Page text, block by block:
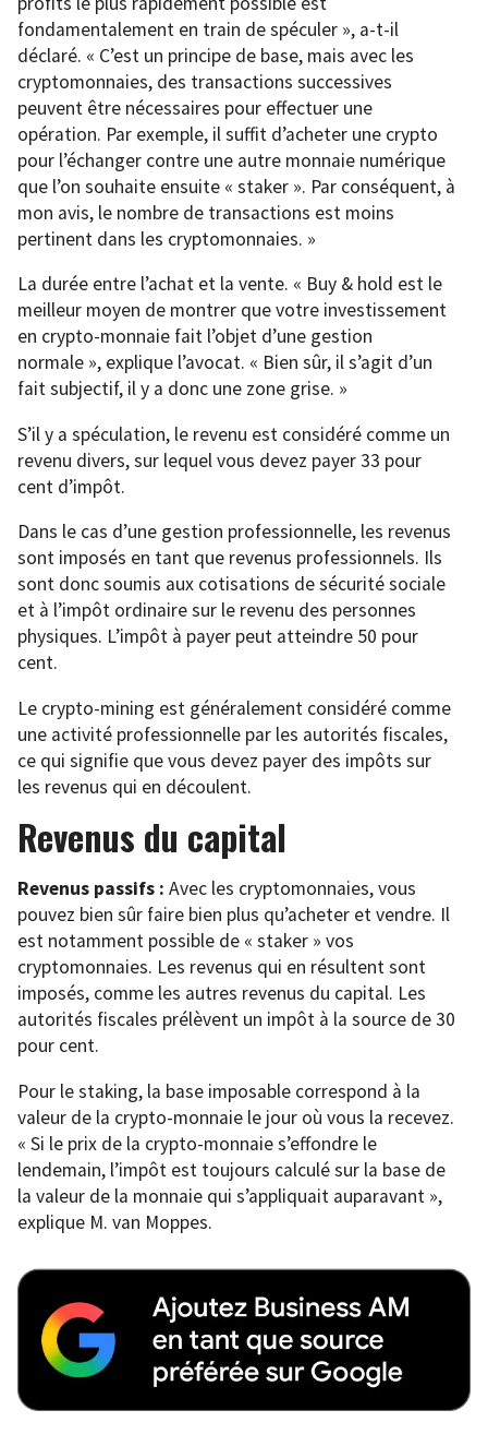
fondamentalement en train de spéculer », a-t-il
déclaré. « C’est un principe de base, mais avec les
cryptomonnaies, des transactions successives
peuvent être nécessaires pour effectuer une
opération. Par exemple, il suffit d’acheter une crypto
pour l’échanger contre une autre monnaie numérique
que l’on souhaite ensuite « staker ». Par conséquent, à
mon avis, le nombre de transactions est moins
pertinent dans les cryptomonnaies. »
La durée entre l’achat et la vente. « Buy & hold est le
meilleur moyen de montrer que votre investissement
en crypto-monnaie fait l’objet d’une gestion
normale », explique l’avocat. « Bien sûr, il s’agit d’un
fait subjectif, il y a donc une zone grise. »
S’il y a spéculation, le revenu est considéré comme un
revenu divers, sur lequel vous devez payer 33 pour
cent d’impôt.
Dans le cas d’une gestion professionnelle, les revenus
sont imposés en tant que revenus professionnels. Ils
sont donc soumis aux cotisations de sécurité sociale
et à l’impôt ordinaire sur le revenu des personnes
physiques. L’impôt à payer peut atteindre 50 pour
cent.
Le crypto-mining est généralement considéré comme
une activité professionnelle par les autorités fiscales,
ce qui signifie que vous devez payer des impôts sur
les revenus qui en découlent.
Revenus du capital
Revenus passifs : Avec les cryptomonnaies, vous
pouvez bien sûr faire bien plus qu’acheter et vendre. Il
est notamment possible de « staker » vos
cryptomonnaies. Les revenus qui en résultent sont
imposés, comme les autres revenus du capital. Les
autorités fiscales prélèvent un impôt à la source de 30
pour cent.
Pour le staking, la base imposable correspond à la
valeur de la crypto-monnaie le jour où vous la recevez.
« Si le prix de la crypto-monnaie s’effondre le
lendemain, l’impôt est toujours calculé sur la base de
la valeur de la monnaie qui s’appliquait auparavant »,
explique M. van Moppes.